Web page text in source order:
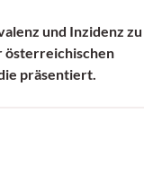
und Inzidenz zu
österreichischen
präsentiert.